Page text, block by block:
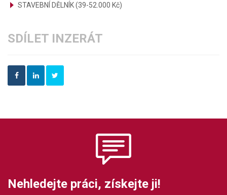
STAVEBNÍ DĚLNÍK (39-52.000 Kč)
SDÍLET INZERÁT
Nehledejte práci, získejte ji!